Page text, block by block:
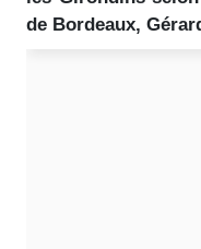
de Bordeaux,